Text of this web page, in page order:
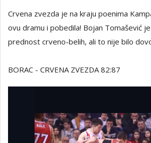
Crvena zvezda je na kraju poenima
ovu dramu i pobedila! Bojan Tomašević
prednost crveno-belih, ali to nije bilo
BORAC - CRVENA ZVEZDA 82:87